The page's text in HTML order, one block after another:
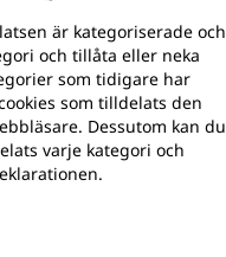
& jakt!
är kategoriserade och
och tillåta eller neka
som tidigare har
som tilldelats den
Dessutom kan du
varje kategori och